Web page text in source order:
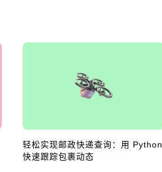
轻松实现邮政快递查询：用 Python
快速跟踪包裹动态